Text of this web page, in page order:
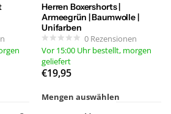
Herren Boxershorts |
Armeegrün | Baumwolle |
Unifarben
0 Rezensionen
Vor 15:00 Uhr bestellt, morgen
geliefert
€19,95
Mengen auswählen